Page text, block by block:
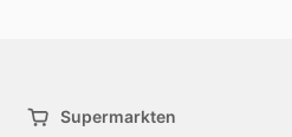
Supermarkten